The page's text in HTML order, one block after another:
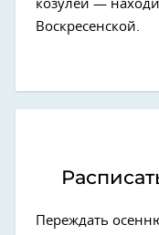
козулей —
Воскресенской.
Переждать